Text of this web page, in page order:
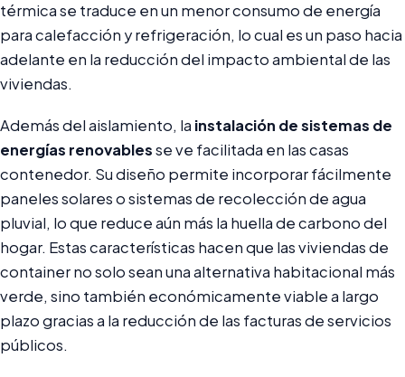
térmica se traduce en un menor consumo de energía
para calefacción y refrigeración, lo cual es un paso hacia
adelante en la reducción del impacto ambiental de las
viviendas.
Además del aislamiento, la instalación de sistemas de
energías renovablesse ve facilitada en las casas
contenedor. Su diseño permite incorporar fácilmente
paneles solares o sistemas de recolección de agua
pluvial, lo que reduce aún más la huella de carbono del
hogar. Estas características hacen que las viviendas de
container no solo sean una alternativa habitacional más
verde, sino también económicamente viable a largo
plazo gracias a la reducción de las facturas de servicios
públicos.